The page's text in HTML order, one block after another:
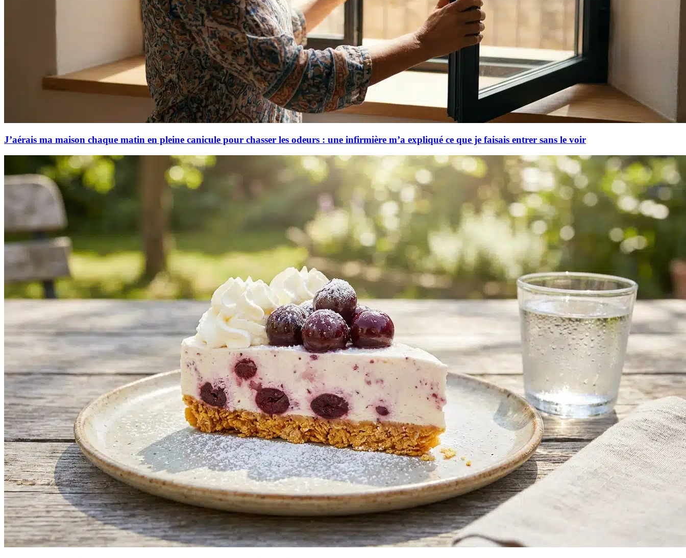
J’aérais ma maison chaque matin en pleine canicule pour chasser les odeurs : une infirmière m’a expliqué ce que je faisais entrer sans le voir